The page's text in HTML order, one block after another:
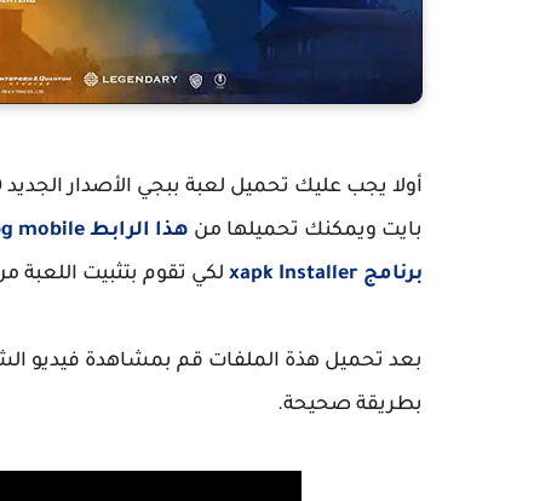
بايت ويمكنك تحميلها من هذا الرابط pubg mobile
برنامج xapk Installer
لكي تقوم بتثبيت اللعبة
بعد تحميل هذة الملفات قم بمشاهدة فيديو
بطريقة صحيحة.